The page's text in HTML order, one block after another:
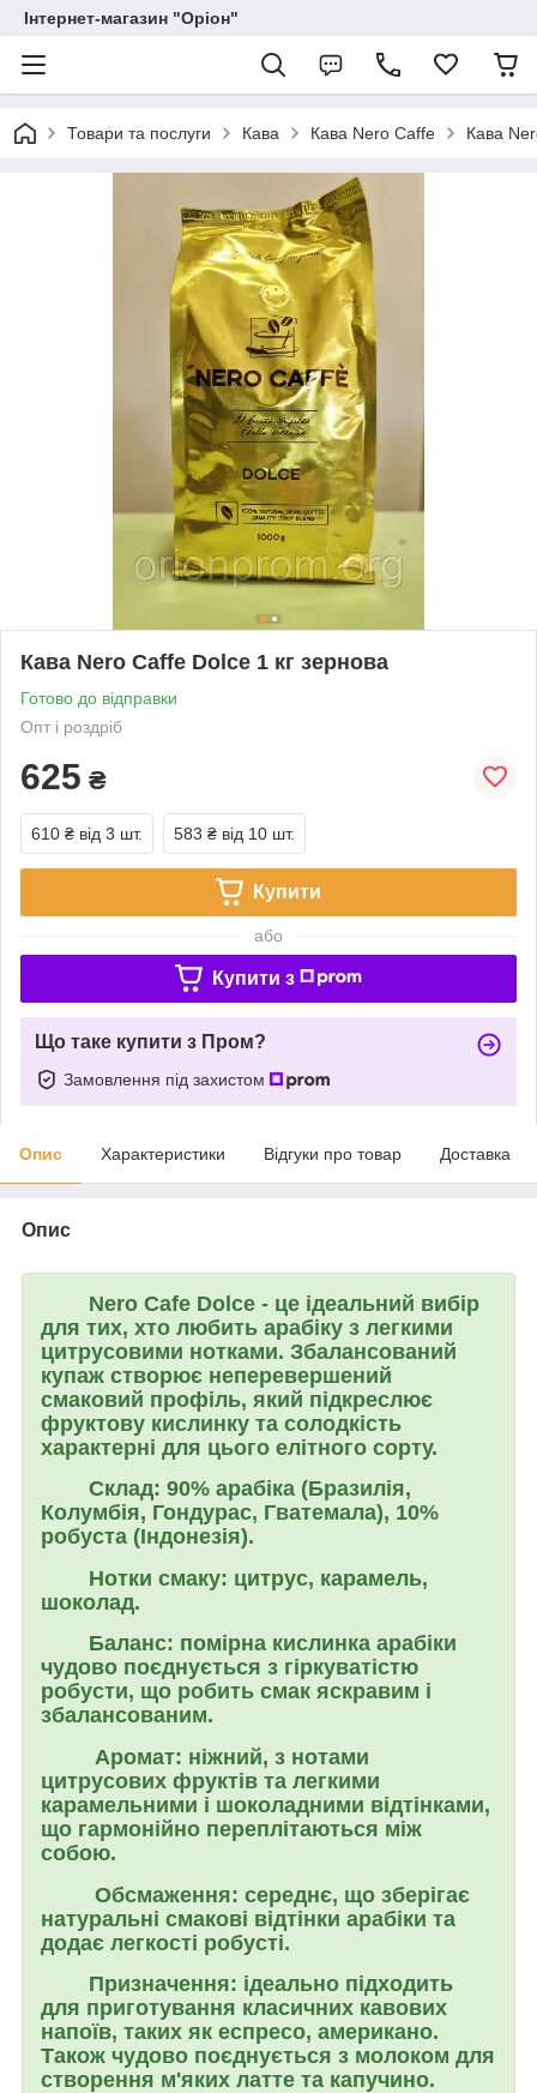
Інтернет-магазин "Оріон"
Товари та послуги Кава Кава Nero Caffe Кава
Кава Nero Caffe Dolce 1 кг зернова
Готово до відправки
Опт і роздріб
625 ₴
610 ₴ від 3 шт. 583 ₴ від 10 шт.
Купити
або
Купити з
Що таке купити з Пром?
Замовлення під захистом
Опис Характеристики Відгуки про товар Доставка
Опис
Nero Cafe Dolce - це ідеальний вибір
для тих, хто любить арабіку з легкими
цитрусовими нотками. Збалансований
купаж створює неперевершений
смаковий профіль, який підкреслює
фруктову кислинку та солодкість
характерні для цього елітного сорту.
Склад: 90% арабіка (Бразилія,
Колумбія, Гондурас, Гватемала), 10%
робуста (Індонезія).
Нотки смаку: цитрус, карамель,
шоколад.
Баланс: помірна кислинка арабіки
чудово поєднується з гіркуватістю
робусти, що робить смак яскравим і
збалансованим.
Аромат: ніжний, з нотами
цитрусових фруктів та легкими
карамельними і шоколадними відтінками,
що гармонійно переплітаються між
собою.
Обсмаження: середнє, що зберігає
натуральні смакові відтінки арабіки та
додає легкості робусті.
Призначення: ідеально підходить
для приготування класичних кавових
напоїв, таких як еспресо, американо.
Також чудово поєднується з молоком для
створення м'яких латте та капучино.